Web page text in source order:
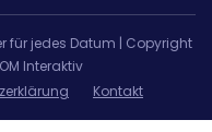
für jedes Datum | Copyright
Interaktiv
Kontakt